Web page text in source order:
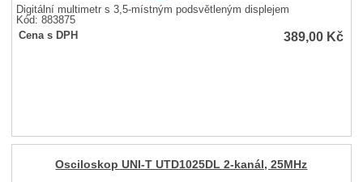
Digitální multimetr s 3,5-místným podsvětleným displejem
Kód: 883875
Cena s DPH
389,00 Kč
Osciloskop UNI-T UTD1025DL 2-kanál, 25MHz